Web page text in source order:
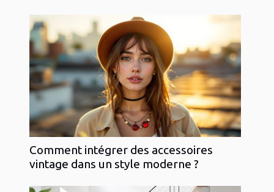
Comment intégrer des accessoires
vintage dans un style moderne ?